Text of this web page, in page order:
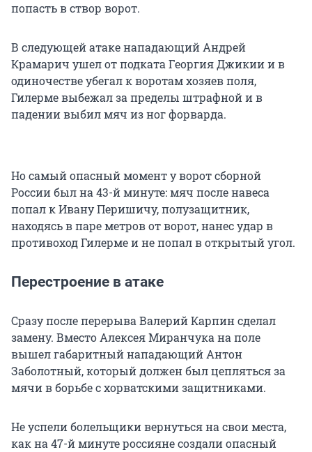
попасть в створ ворот.
В следующей атаке нападающий Андрей
Крамарич ушел от подката Георгия Джикии и в
одиночестве убегал к воротам хозяев поля,
Гилерме выбежал за пределы штрафной и в
падении выбил мяч из ног форварда.
Но самый опасный момент у ворот сборной
России был на 43-й минуте: мяч после навеса
попал к Ивану Перишичу, полузащитник,
находясь в паре метров от ворот, нанес удар в
противоход Гилерме и не попал в открытый угол.
Перестроение в атаке
Сразу после перерыва Валерий Карпин сделал
замену. Вместо Алексея Миранчука на поле
вышел габаритный нападающий Антон
Заболотный, который должен был цепляться за
мячи в борьбе с хорватскими защитниками.
Не успели болельщики вернуться на свои места,
как на 47-й минуте россияне создали опасный